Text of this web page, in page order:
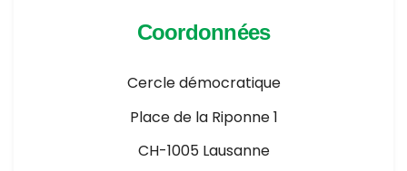
Coordonnées
Cercle démocratique
Place de la Riponne 1
CH-1005 Lausanne